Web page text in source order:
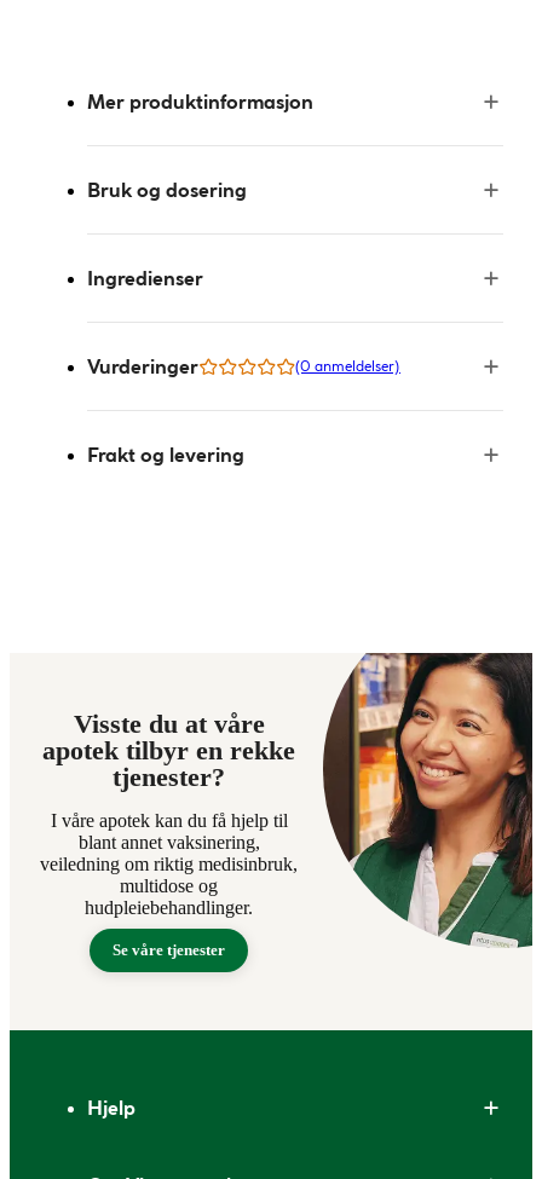
Mer produktinformasjon
Bruk og dosering
Ingredienser
Vurderinger (0 anmeldelser)
Frakt og levering
Visste du at våre
apotek tilbyr en rekke
tjenester?
I våre apotek kan du få hjelp til
blant annet vaksinering,
veiledning om riktig medisinbruk,
multidose og
hudpleiebehandlinger.
Se våre tjenester
Hjelp